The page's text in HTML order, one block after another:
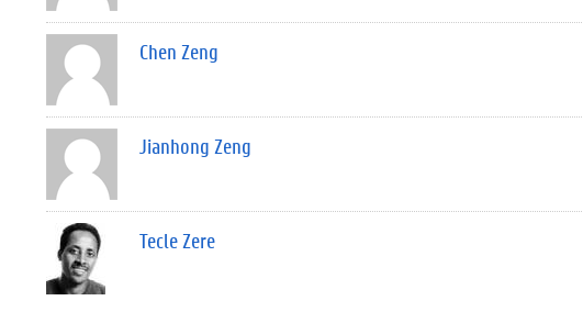
Chen Zeng
Jianhong Zeng
Tecle Zere